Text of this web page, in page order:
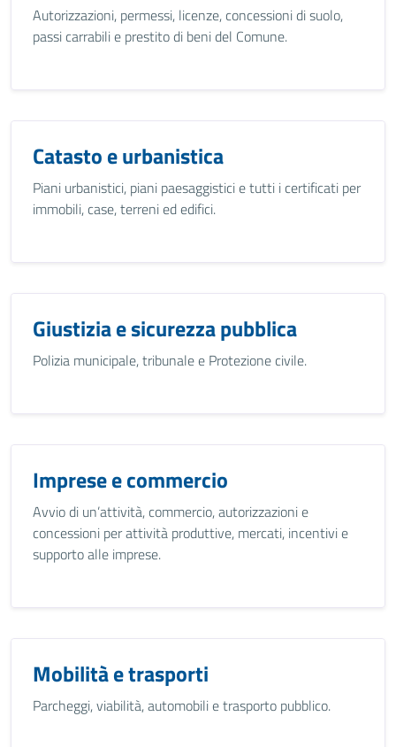
Autorizzazioni, permessi, licenze, concessioni di suolo,
passi carrabili e prestito di beni del Comune.
Catasto e urbanistica
Piani urbanistici, piani paesaggistici e tutti i certificati per
immobili, case, terreni ed edifici.
Giustizia e sicurezza pubblica
Polizia municipale, tribunale e Protezione civile.
Imprese e commercio
Avvio di un’attività, commercio, autorizzazioni e
concessioni per attività produttive, mercati, incentivi e
supporto alle imprese.
Mobilità e trasporti
Parcheggi, viabilità, automobili e trasporto pubblico.